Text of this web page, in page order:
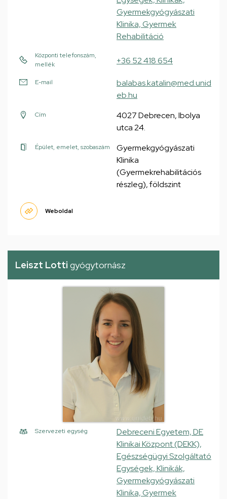
Gyermekgyógyászati
Klinika, Gyermek
Rehabilitáció
Központi telefonszám,
mellék
+36 52 418 654
E-mail
balabas.katalin@med.unid
eb.hu
Cím
4027 Debrecen, Ibolya
utca 24.
Épület, emelet, szobaszám
Gyermekgyógyászati
Klinika
(Gyermekrehabilitációs
részleg), földszint
Weboldal
Leiszt Lotti gyógytornász
Szervezeti egység
Debreceni Egyetem, DE
Klinikai Központ (DEKK),
Egészségügyi Szolgáltató
Egységek, Klinikák,
Gyermekgyógyászati
Klinika, Gyermek